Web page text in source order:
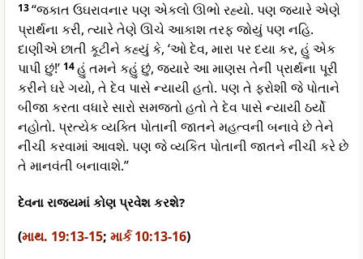
13“જકાત ઉઘરાવનાર પણ એકલો ઊભો રહ્યો. પણ જ્યારે એણે
પ્રાર્થના કરી, ત્યારે તેણે ઊચે આકાશ તરફ જોયું પણ નહિ.
દાણીએ છાતી કૂટીને કહ્યું કે, ‘ઓ દેવ, મારા પર દયા કર, હું એક
પાપી છું!’ 14હું તમને કહું છું, જ્યારે આ માણસ તેની પ્રાર્થના પૂરી
કરીને ઘરે ગયો, તે દેવ પાસે ન્યાયી હતો. પણ તે ફરોશી જે પોતાને
બીજા કરતા વધારે સારો સમજતો હતો તે દેવ પાસે ન્યાયી ઠર્યો
નહોતો. પ્રત્યેક વ્યક્તિ પોતાની જાતને મહત્વની બનાવે છે તેને
નીચી કરવામાં આવશે. પણ જે વ્યકિત પોતાની જાતને નીચી કરે છે
તે માનવંતી બનાવાશે.”
દેવના રાજ્યમાં કોણ પ્રવેશ કરશે?
(માથ. 19:13-15; માર્ક 10:13-16)